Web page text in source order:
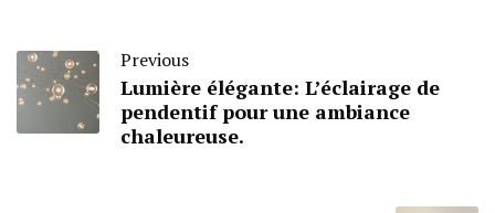
Previous
Lumière élégante: L’éclairage de
pendentif pour une ambiance
chaleureuse.